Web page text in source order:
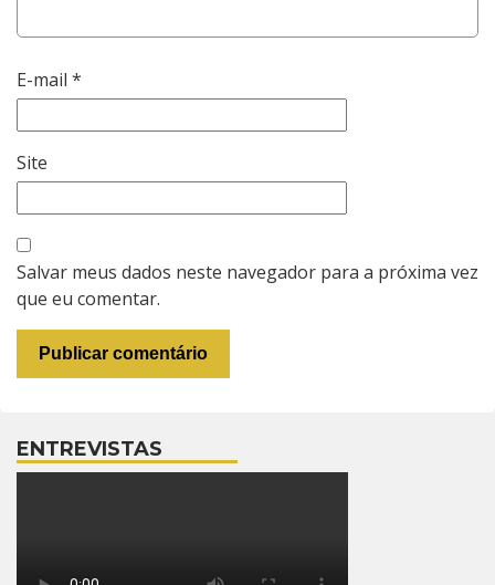
E-mail *
Site
Salvar meus dados neste navegador para a próxima vez
que eu comentar.
ENTREVISTAS